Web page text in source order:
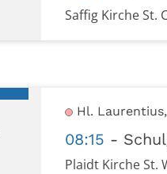
Saffig Kirche St.
Hl.
08:15
Plaidt Kirche St.